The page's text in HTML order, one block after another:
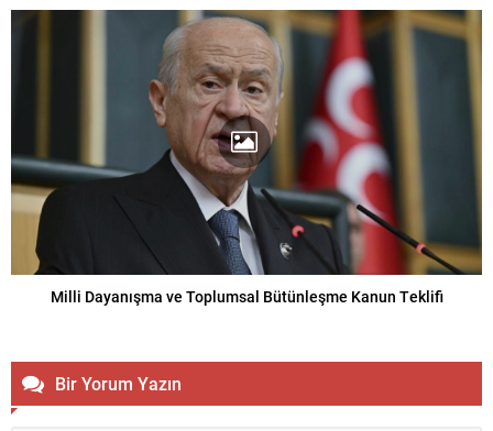
Milli Dayanışma ve Toplumsal Bütünleşme Kanun Teklifi
Bir Yorum Yazın